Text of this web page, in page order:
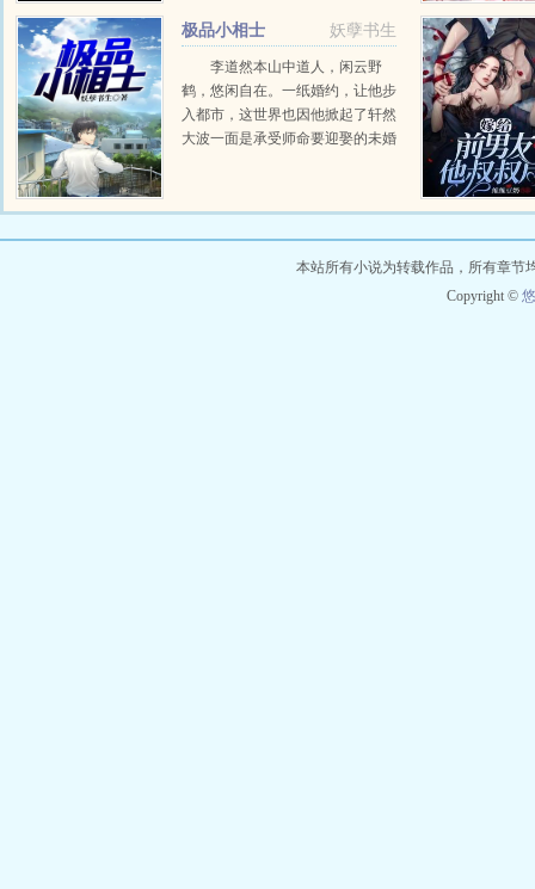
妖孽书生
极品小相士
李道然本山中道人，闲云野
鹤，悠闲自在。一纸婚约，让他步
入都市，这世界也因他掀起了轩然
大波一面是承受师命要迎娶的未婚
山，要护我所爱，镇我国威！...
本站所有小说为转载作品，所有章节
Copyright ©